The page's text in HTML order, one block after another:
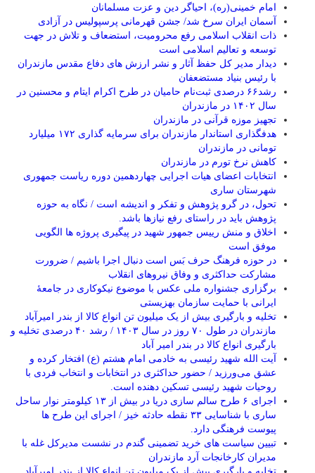
امام خمینی(ره)، احیاگر دین و عزت مسلمانان
آسمان ایران سرخ شد/ جشن قهرمانی پرسپولیس در آزادی
ذات انقلاب اسلامی رفع محرومیت، استضعاف و تلاش در جهت
توسعه و تعالیم اسلامی است
دیدار مدیر کل حفظ آثار و نشر ارزش های دفاع مقدس مازندران
با رئیس بنیاد مستضعفان
رشد۶۶ درصدی ثبت‌نام حامیان در طرح اکرام ایتام و محسنین در
سال ۱۴۰۲ در مازندران
تجهیز موزه قرآنی در مازندران
هدفگذاری استاندار مازندران برای سرمایه گذاری ۱۷۲ میلیارد
تومانی در مازندران
کاهش نرخ تورم در مازندران
انتخابات اعضای هیات اجرایی چهاردهمین دوره ریاست جمهوری
شهرستان ساری
تحول، در گرو پژوهش و تفکر و اندیشه است / نگاه به حوزه
پژوهش باید در راستای رفع نیازها باشد.
اخلاق و‌ منش رییس جمهور شهید در پیگیری پروژه ها الگویی
موفق است
در حوزه فرهنگ حرف بَس است دنبال اجرا باشیم / ضرورت
مشارکت حداکثری و وفاق نیروهای انقلاب
برگزاری جشنواره ملی عکس با موضوع نیکوکاری در جامعۀ
ایرانی با حمایت سازمان بهزیستی
تخلیه و بارگیری بیش از یک میلیون تن انواع کالا از بندر امیرآباد
مازندران در طول ۷۰ روز در سال ۱۴۰۳ / رشد ۴۰ درصدی تخلیه و
بارگیری انواع کالا در بندر امیر آباد
آیت الله شهید رئیسی به خادمی امام هشتم (ع) افتخار کرده و
عشق می‌ورزید / حضور حداکثری در انتخابات و انتخاب فردی با
روحیات شهید رئیسی تسکین دهنده است.
اجرای ۶ طرح سالم سازی دریا در بیش از ۱۳ کیلومتر نوار ساحل
ساری با شناسایی ۳۳ نقطه حادثه خیز / اجرای این طرح ها
پیوست فرهنگی دارد.
تبیین سیاست های خرید تضمینی گندم در نشست مدیرکل غله با
مدیران کارخانجات آرد مازندران